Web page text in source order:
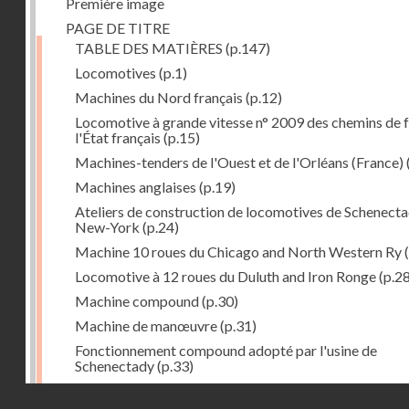
PAGE DE TITRE
TABLE DES MATIÈRES (p.147)
Locomotives (p.1)
Machines du Nord français (p.12)
Locomotive à grande vitesse n° 2009 des chemins de
l'État français (p.15)
Machines-tenders de l'Ouest et de l'Orléans (France)
Machines anglaises (p.19)
Ateliers de construction de locomotives de
New-York (p.24)
Machine 10 roues du Chicago and North Western Ry
Locomotive à 12 roues du Duluth and Iron Ronge
Machine compound(p.30)
Machine de manœuvre(p.31)
Fonctionnement compound adopté par l'usine de
Schenectady(p.33)